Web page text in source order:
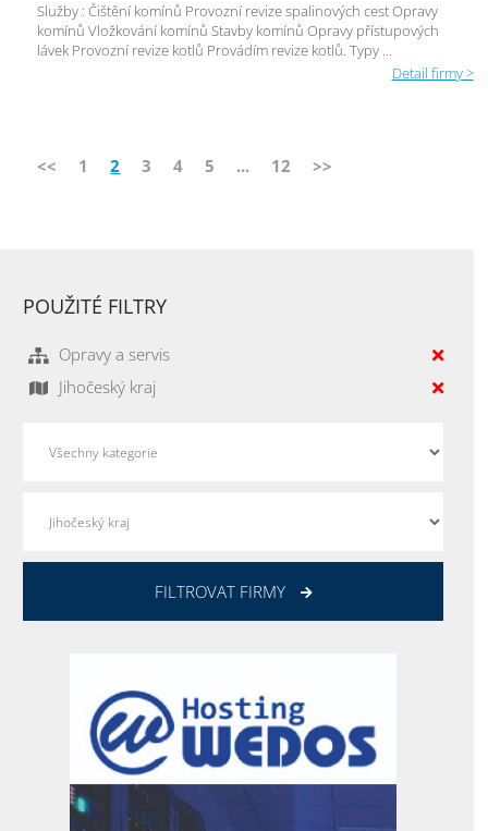
Služby : Čištění komínů Provozní revize spalinových cest Opravy
komínů Vložkování komínů Stavby komínů Opravy přístupových
lávek Provozní revize kotlů Provádím revize kotlů. Typy ...
Detail firmy >
<< 1 2 3 4 5 ... 12 >>
POUŽITÉ FILTRY
Opravy a servis
Jihočeský kraj
FILTROVAT FIRMY